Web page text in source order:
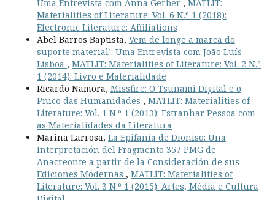
Uma Entrevista com Anna Gerber , MATLIT:
Materialities of Literature: Vol. 6 N.º 1 (2018):
Electronic Literature: Affiliations
Abel Barros Baptista, Vem de longe a marca do
suporte material’: Uma Entrevista com João Luís
Lisboa , MATLIT: Materialities of Literature: Vol. 2 N.º
1 (2014): Livro e Materialidade
Ricardo Namora, Missfire: O Tsunami Digital e o
Pnico das Humanidades , MATLIT: Materialities of
Literature: Vol. 1 N.º 1 (2013): Estranhar Pessoa com
as Materialidades da Literatura
Marina Larrosa, La Epifanía de Dioniso: Una
Interpretación del Fragmento 357 PMG de
Anacreonte a partir de la Consideración de sus
Ediciones Modernas , MATLIT: Materialities of
Literature: Vol. 3 N.º 1 (2015): Artes, Média e Cultura